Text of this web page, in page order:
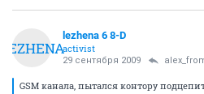
LEZHENA
lezhena 6 8-D
activist
29 сентября 2009
GSM канала, пытался контору